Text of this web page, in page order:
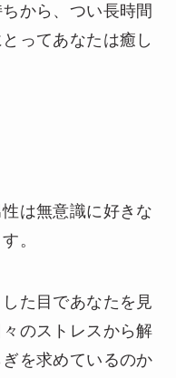
から、つい長時間
ってあなたは癒し
は無意識に好きな
。
た目であなたを見
のストレスから解
を求めているのか